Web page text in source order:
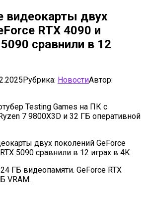
видеокарты двух
RTX 4090 и
сравнили в 12
Рубрика: НовостиАвтор:
Testing Games на ПК с
7 9800X3D и 32 ГБ оперативной
ГБ видеопамяти. GeForce RTX
VRAM.